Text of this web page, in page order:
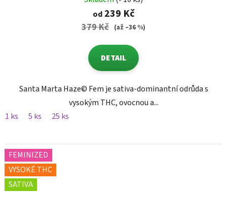
od239 Kč
379 Kč (až –36 %)
DETAIL
Santa Marta Haze© Fem je sativa-dominantní odrůda s
vysokým THC, ovocnou a...
1 ks
5 ks 25 ks
FEMINIZED
VYSOKÉ THC
SATIVA